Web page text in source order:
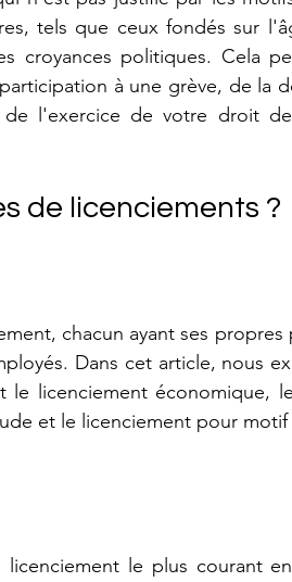
tels que ceux fondés sur
croyances politiques. Cela
à une grève, de la
l'exercice de votre droit
de licenciements ?
chacun ayant ses
Dans cet article, nous
le licenciement économique,
et le licenciement pour motif
le plus courant